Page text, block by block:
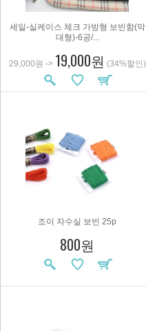
세일-실케이스 체크 가방형 보빈함(막
대형)-6공/...
29,000원 -> 19,000원 (34%할인)
조이 자수실 보빈 25p
800원